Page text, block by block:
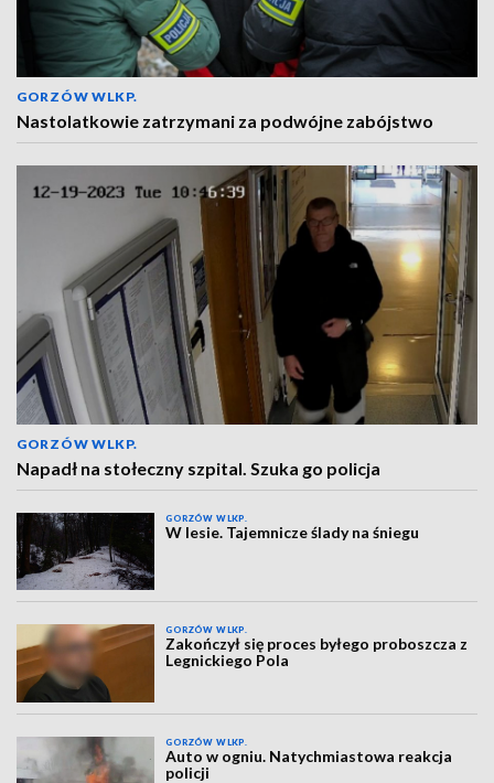
GORZÓW WLKP.
Nastolatkowie zatrzymani za podwójne zabójstwo
GORZÓW WLKP.
Napadł na stołeczny szpital. Szuka go policja
GORZÓW WLKP.
W lesie. Tajemnicze ślady na śniegu
GORZÓW WLKP.
Zakończył się proces byłego proboszcza z
Legnickiego Pola
GORZÓW WLKP.
Auto w ogniu. Natychmiastowa reakcja
policji